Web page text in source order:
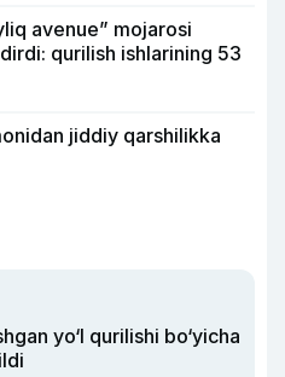
avenue” mojarosi
qurilish ishlarining 53
jiddiy qarshilikka
yo‘l qurilishi bo‘yicha